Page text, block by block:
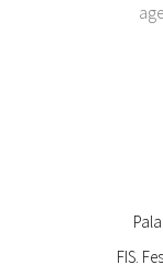
FIS.